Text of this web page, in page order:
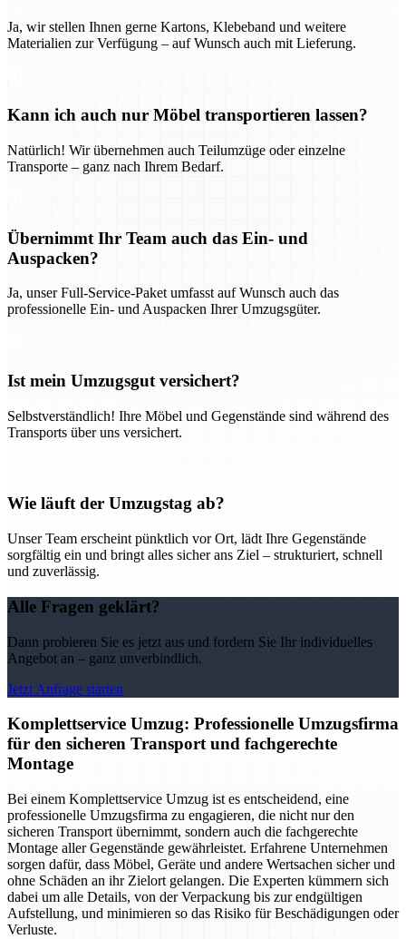
Ja, wir stellen Ihnen gerne Kartons, Klebeband und weitere
Materialien zur Verfügung – auf Wunsch auch mit Lieferung.
Kann ich auch nur Möbel transportieren lassen?
Natürlich! Wir übernehmen auch Teilumzüge oder einzelne
Transporte – ganz nach Ihrem Bedarf.
Übernimmt Ihr Team auch das Ein- und
Auspacken?
Ja, unser Full-Service-Paket umfasst auf Wunsch auch das
professionelle Ein- und Auspacken Ihrer Umzugsgüter.
Ist mein Umzugsgut versichert?
Selbstverständlich! Ihre Möbel und Gegenstände sind während des
Transports über uns versichert.
Wie läuft der Umzugstag ab?
Unser Team erscheint pünktlich vor Ort, lädt Ihre Gegenstände
sorgfältig ein und bringt alles sicher ans Ziel – strukturiert, schnell
und zuverlässig.
Alle Fragen geklärt?
Dann probieren Sie es jetzt aus und fordern Sie Ihr individuelles
Angebot an – ganz unverbindlich.
Jetzt Anfrage starten
Komplettservice Umzug: Professionelle Umzugsfirma
für den sicheren Transport und fachgerechte
Montage
Bei einem Komplettservice Umzug ist es entscheidend, eine
professionelle Umzugsfirma zu engagieren, die nicht nur den
sicheren Transport übernimmt, sondern auch die fachgerechte
Montage aller Gegenstände gewährleistet. Erfahrene Unternehmen
sorgen dafür, dass Möbel, Geräte und andere Wertsachen sicher und
ohne Schäden an ihr Zielort gelangen. Die Experten kümmern sich
dabei um alle Details, von der Verpackung bis zur endgültigen
Aufstellung, und minimieren so das Risiko für Beschädigungen oder
Verluste.